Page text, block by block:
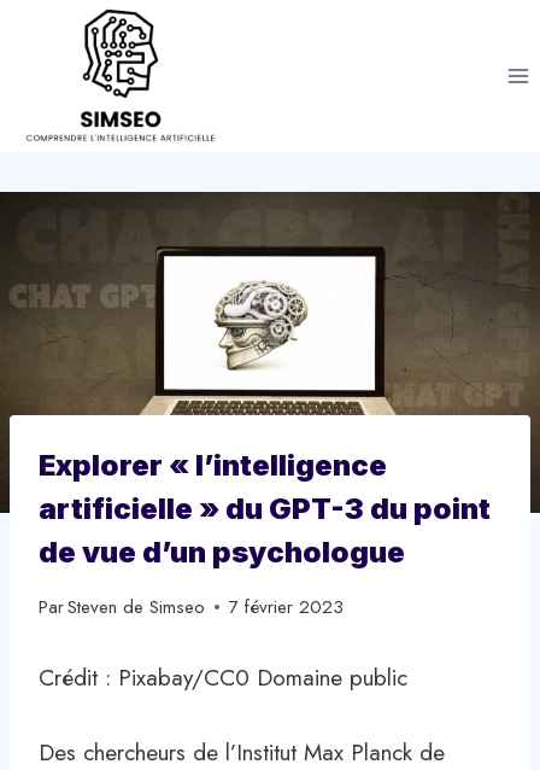
Explorer « l’intelligence
artificielle » du GPT-3 du point
de vue d’un psychologue
ParSteven de Simseo 7 février 2023
Crédit : Pixabay/CC0 Domaine public
Des chercheurs de l’Institut Max Planck de